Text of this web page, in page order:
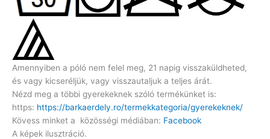
Amennyiben a póló nem felel meg, 21 napig visszaküldheted,
és vagy kicseréljük, vagy visszautaljuk a teljes árát.
Nézd meg a többi gyerekeknek szóló termékünket is:
https: https://barkaerdely.ro/termekkategoria/gyerekeknek/
Kövess minket a közösségi médiában: Facebook
A képek ilusztráció.